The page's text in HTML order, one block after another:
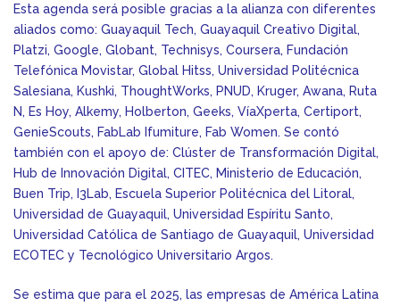
Esta agenda será posible gracias a la alianza con diferentes
aliados como: Guayaquil Tech, Guayaquil Creativo Digital,
Platzi, Google, Globant, Technisys, Coursera, Fundación
Telefónica Movistar, Global Hitss, Universidad Politécnica
Salesiana, Kushki, ThoughtWorks, PNUD, Kruger, Awana, Ruta
N, Es Hoy, Alkemy, Holberton, Geeks, VíaXperta, Certiport,
GenieScouts, FabLab Ifumiture, Fab Women. Se contó
también con el apoyo de: Clúster de Transformación Digital,
Hub de Innovación Digital, CITEC, Ministerio de Educación,
Buen Trip, I3Lab, Escuela Superior Politécnica del Litoral,
Universidad de Guayaquil, Universidad Espíritu Santo,
Universidad Católica de Santiago de Guayaquil, Universidad
ECOTEC y Tecnológico Universitario Argos.
Se estima que para el 2025, las empresas de América Latina